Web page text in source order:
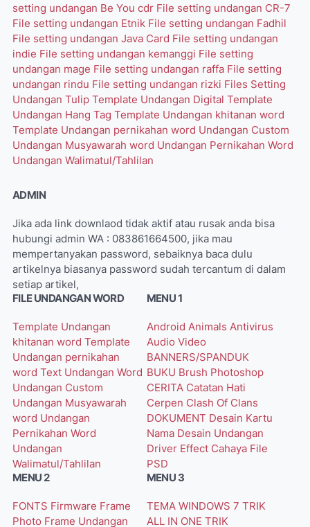
setting undangan Be You cdr File setting undangan CR-7
File setting undangan Etnik File setting undangan Fadhil
File setting undangan Java Card File setting undangan
indie File setting undangan kemanggi File setting
undangan mage File setting undangan raffa File setting
undangan rindu File setting undangan rizki Files Setting
Undangan Tulip Template Undangan Digital Template
Undangan Hang Tag Template Undangan khitanan word
Template Undangan pernikahan word Undangan Custom
Undangan Musyawarah word Undangan Pernikahan Word
Undangan Walimatul/Tahlilan
ADMIN
Jika ada link downlaod tidak aktif atau rusak anda bisa
hubungi admin WA : 083861664500, jika mau
mempertanyakan password, sebaiknya baca dulu
artikelnya biasanya password sudah tercantum di dalam
setiap artikel,
FILE UNDANGAN WORD
Template Undangan
khitanan word Template
Undangan pernikahan
word Text Undangan Word
Undangan Custom
Undangan Musyawarah
word Undangan
Pernikahan Word
Undangan
Walimatul/Tahlilan
MENU 1
Android Animals Antivirus
Audio Video
BANNERS/SPANDUK
BUKU Brush Photoshop
CERITA Catatan Hati
Cerpen Clash Of Clans
DOKUMENT Desain Kartu
Nama Desain Undangan
Driver Effect Cahaya File
PSD
MENU 2
FONTS Firmware Frame
Photo Frame Undangan
MENU 3
TEMA WINDOWS 7 TRIK
ALL IN ONE TRIK